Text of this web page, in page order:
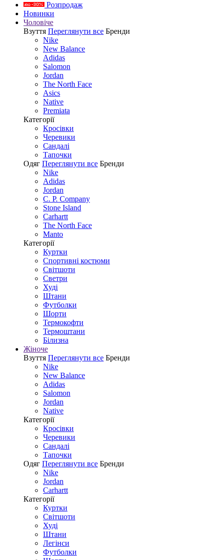
Розпродаж
Новинки
Чоловіче
Взуття Переглянути все Бренди
Nike
New Balance
Adidas
Salomon
Jordan
The North Face
Asics
Native
Premiata
Категорії
Кросівки
Черевики
Сандалі
Tапочки
Одяг Переглянути все Бренди
Nike
Adidas
Jordan
C. P. Company
Stone Island
Carhartt
The North Face
Manto
Категорії
Куртки
Спортивні костюми
Світшоти
Светри
Худі
Штани
Футболки
Шорти
Термокофти
Термоштани
Білизна
Жіноче
Взуття Переглянути все Бренди
Nike
New Balance
Adidas
Salomon
Jordan
Native
Категорії
Кросівки
Черевики
Сандалі
Tапочки
Одяг Переглянути все Бренди
Nike
Jordan
Carhartt
Категорії
Куртки
Світшоти
Худі
Штани
Легінси
Футболки